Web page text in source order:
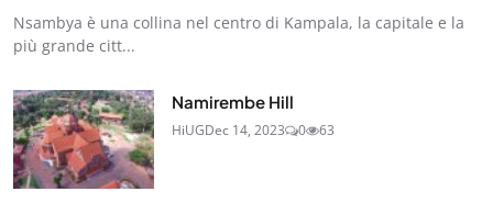
Nsambya è una collina nel centro di Kampala, la capitale e la
più grande citt...
Namirembe Hill
HiUGDec 14, 2023 0 63